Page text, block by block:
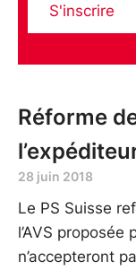
S'inscrire
Réforme
28 juin 2018
Le PS Suisse
l’AVS
n’accepteront